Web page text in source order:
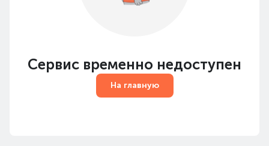
Сервис временно недоступен
На главную